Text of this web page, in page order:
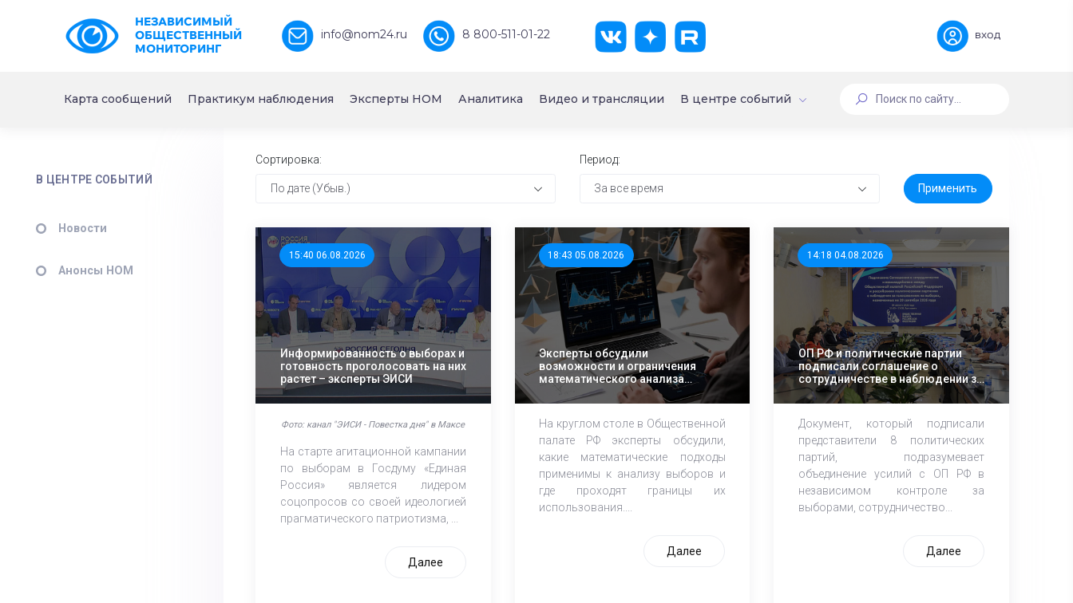
НЕЗАВИСИМЫЙ
ОБЩЕСТВЕННЫЙ
МОНИТОРИНГ
info@nom24.ru 8 800-511-01-22 вход
Карта сообщений Практикум наблюдения Эксперты НОМ Аналитика Видео и трансляции В центре событий
В ЦЕНТРЕ СОБЫТИЙ
Новости
Анонсы НОМ
Сортировка:
По дате (Убыв.)
Период:
За все время
15:40 06.08.2026
Информированность о выборах и
готовность проголосовать на них
растет – эксперты ЭИСИ
Фото: канал "ЭИСИ - Повестка дня" в Максе
На старте агитационной кампании
по выборам в Госдуму «Единая
Россия» является лидером
соцопросов со своей идеологией
прагматического патриотизма, ...
Далее
18:43 05.08.2026
Эксперты обсудили
возможности и ограничения
математического анализа
избирательных кампаний
На круглом столе в Общественной
палате РФ эксперты обсудили,
какие математические подходы
применимы к анализу выборов и
где проходят границы их
использования....
Далее
14:18 04.08.2026
ОП РФ и политические партии
подписали соглашение о
сотрудничестве в наблюдении за
выборами в Госдуму РФ
Документ, который подписали
представители 8 политических
партий, подразумевает
объединение усилий с ОП РФ в
независимом контроле за
выборами, сотрудничество...
Далее